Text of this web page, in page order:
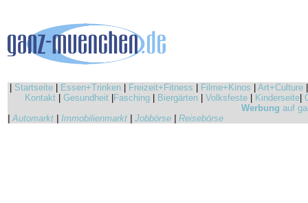
Startseite Essen+Trinken Freizeit+Fitness Filme+Kinos Art+Culture
Kontakt
Gesundheit Fasching Biergärten Volksfeste Kinderseite
Werbung auf
|Automarkt Immobilienmarkt Jobbörse Reisebörse